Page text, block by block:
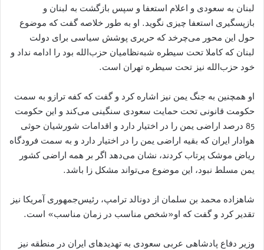
لبنان به سعودی و اعلام استعفا و سپس بازگشت به لبنان و
بازپسگیری استعفا چیزی نگوید. او به طور خلاصه گفت که موضوع
حول این محور می‌چرخد که حریری پوشش سیاسی برای دولت
لبنان که کاملا تحت سیطره شبه‌نظامیان حزب‌الله بود را ادامه نداد و
خود حزب‌الله نیز تحت سیطره تهران است.
او همچنین به جنگ یمن نیز اشاره کرد و گفت که کفه ترازو به سمت
حکومت قانونی تحت حمایت سعودی سنگینی می‌کند و این حکومت
85 درصد اراضی یمن را در اختیار دارد و اقدامات شورشیان حوثی
هوادار ایران که بقیه اراضی یمن را در اختیار دارد و به سمت فرودگاه
ریاض موشک پرتاب کردند، نشان می‌دهد اگر بر همه اراضی کشور
یمن مسلط نبود، این موضوع می‌تواند مشکل زا باشد.
شاهزاده محمد بن سلمان از دونالد ترامپ، رئیس‌جمهوری آمریکا نیز
تقدیر کرد و گفت که او«شخص مناسب در زمان مناسب» است.
وزیر دفاع پادشاهی عربی سعودی به تهدیدهای ایران در منطقه نیز